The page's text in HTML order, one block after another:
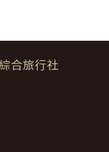
依第三十七條另有約定以
理出國所需之手續費及
費用。
飲費用。
，如甲方需要單人房，
額。
制，您的訂單在線上交易
機制的防護中，就算中
。當「理想旅遊」網站在
在網頁上張貼告示，通知
合旅行社